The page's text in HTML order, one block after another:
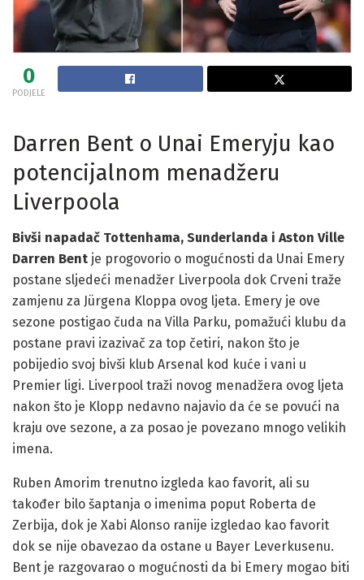
0
PODJELE
Darren Bent o Unai Emeryju kao
potencijalnom menadžeru
Liverpoola
Bivši napadač Tottenhama, Sunderlanda i Aston Ville
Darren Bent je progovorio o mogućnosti da Unai Emery
postane sljedeći menadžer Liverpoola dok Crveni traže
zamjenu za Jürgena Kloppa ovog ljeta. Emery je ove
sezone postigao čuda na Villa Parku, pomažući klubu da
postane pravi izazivač za top četiri, nakon što je
pobijedio svoj bivši klub Arsenal kod kuće i vani u
Premier ligi. Liverpool traži novog menadžera ovog ljeta
nakon što je Klopp nedavno najavio da će se povući na
kraju ove sezone, a za posao je povezano mnogo velikih
imena.
Ruben Amorim trenutno izgleda kao favorit, ali su
također bilo šaptanja o imenima poput Roberta de
Zerbija, dok je Xabi Alonso ranije izgledao kao favorit
dok se nije obavezao da ostane u Bayer Leverkusenu.
Bent je razgovarao o mogućnosti da bi Emery mogao biti